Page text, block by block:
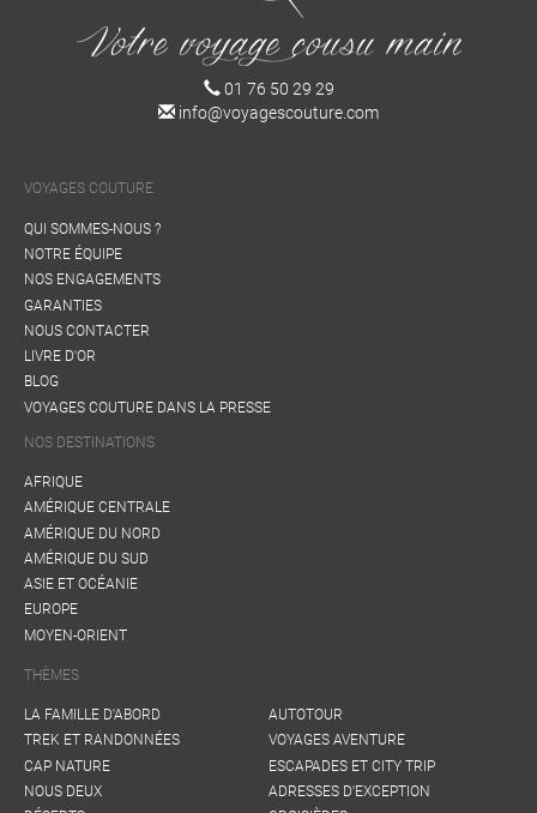
01 76 50 29 29
info@voyagescouture.com
VOYAGES COUTURE
QUI SOMMES-NOUS ?
NOTRE ÉQUIPE
NOS ENGAGEMENTS
GARANTIES
NOUS CONTACTER
LIVRE D'OR
BLOG
VOYAGES COUTURE DANS LA PRESSE
NOS DESTINATIONS
AFRIQUE
AMÉRIQUE CENTRALE
AMÉRIQUE DU NORD
AMÉRIQUE DU SUD
ASIE ET OCÉANIE
EUROPE
MOYEN-ORIENT
THÈMES
LA FAMILLE D'ABORD
TREK ET RANDONNÉES
CAP NATURE
NOUS DEUX
AUTOTOUR
VOYAGES AVENTURE
ESCAPADES ET CITY TRIP
ADRESSES D'EXCEPTION